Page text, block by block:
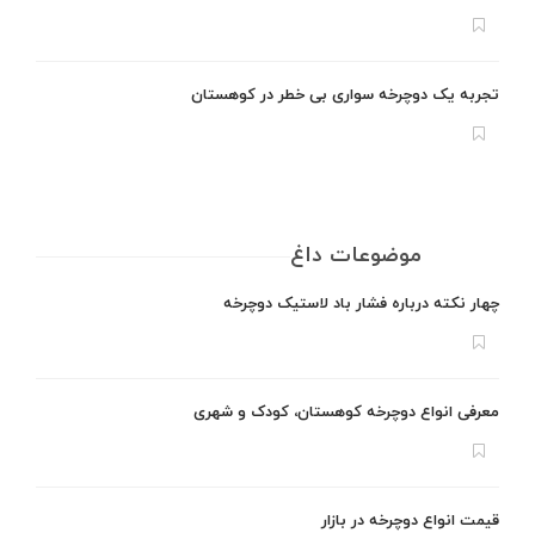
تجربه یک دوچرخه سواری بی خطر در کوهستان
موضوعات داغ
چهار نکته درباره فشار باد لاستیک دوچرخه
معرفی انواع دوچرخه کوهستان، کودک و شهری
قیمت انواع دوچرخه در بازار